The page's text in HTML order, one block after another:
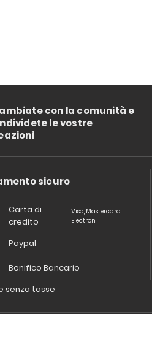
con la comunità e
le vostre
sicuro
Carta di
credito
Visa, Mastercard,
Electron
Paypal
Bonifico Bancario
senza tasse